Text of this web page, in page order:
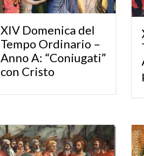
XIV Domenica del
Tempo Ordinario –
Anno A: “Coniugati”
con Cristo